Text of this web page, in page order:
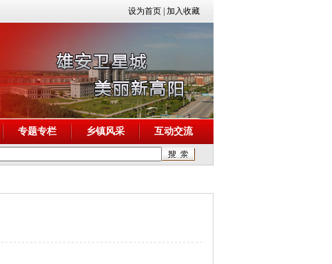
设为首页 加入收藏
专题专栏 乡镇风采 互动交流